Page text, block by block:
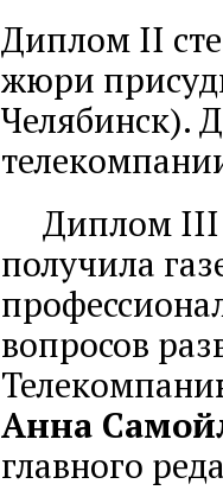
Диплом II
жюри
Челябинск).
Диплом III
получила
вопросов
Анна
главного